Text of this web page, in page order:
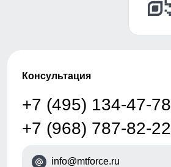
Консультация
+7 (495) 134-47-78
+7 (968) 787-82-22
info@mtforce.ru